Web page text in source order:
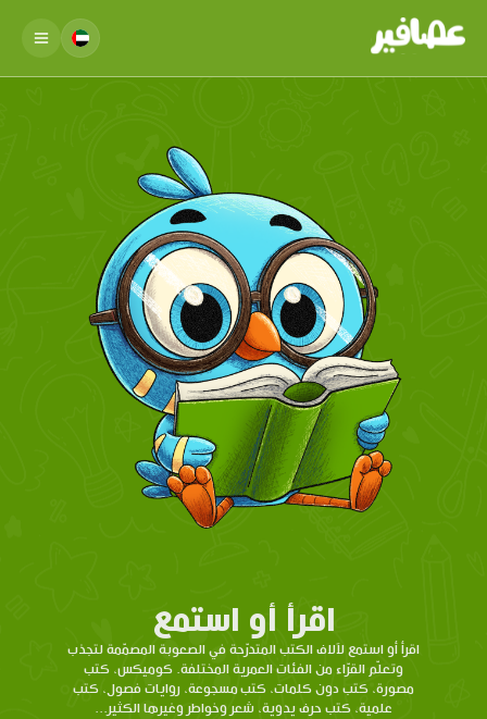
اقرأ أو استمع
اقرأ أو استمع لآلاف الكتب المتدرّحة في الصعوبة المصمّمة لتجذب
وتعلّم القرّاء من الفئات العمرية المختلفة. كوميكس، كتب
مصورة، كتب دون كلمات، كتب مسجوعة، روايات فصول، كتب
علمية، كتب حرف يدوية، شعر وخواطر وغيرها الكثير...